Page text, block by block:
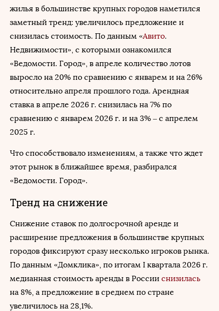
жилья в большинстве крупных городов наметился
заметный тренд: увеличилось предложение и
снизилась стоимость. По данным «Авито.
Недвижимости», с которыми ознакомился
«Ведомости. Город», в апреле количество лотов
выросло на 20% по сравнению с январем и на 26%
относительно апреля прошлого года. Арендная
ставка в апреле 2026 г. снизилась на 7% по
сравнению с январем 2026 г. и на 3% – с апрелем
2025 г.
Что способствовало изменениям, а также что ждет
этот рынок в ближайшее время, разбирался
«Ведомости. Город».
Тренд на снижение
Снижение ставок по долгосрочной аренде и
расширение предложения в большинстве крупных
городов фиксируют сразу несколько игроков рынка.
По данным «Домклика», по итогам I квартала 2026 г.
медианная стоимость аренды в России снизилась
на 8%, а предложение в среднем по стране
увеличилось на 28,1%.